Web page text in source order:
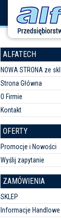
ALFATECH
NOWA STRONA ze
Strona Główna
O Firmie
Kontakt
OFERTY
Promocje i Nowości
Wyślij zapytanie
ZAMÓWIENIA
SKLEP
Informacje Handlowe